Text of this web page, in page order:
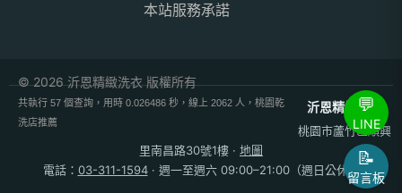
本站服務承諾
© 2026 沂恩精緻洗衣 版權所有
共執行 57 個查詢，用時 0.026486 秒，線上 2062 人，桃園乾
洗店推薦
沂恩精緻洗衣
桃園市蘆竹區順興
里南昌路30號1樓 · 地圖
電話： 03-311-1594· 週一至週六 09:00–21:00（週日公休）
💬
LINE
📝
留言板